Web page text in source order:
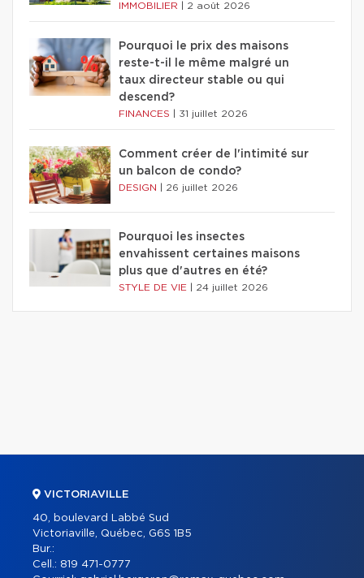
IMMOBILIER 2 août 2026
Pourquoi le prix des maisons
reste-t-il le même malgré un
taux directeur stable ou qui
descend?
FINANCES 31 juillet 2026
Comment créer de l'intimité sur
un balcon de condo?
DESIGN 26 juillet 2026
Pourquoi les insectes
envahissent certaines maisons
plus que d'autres en été?
STYLE DE VIE 24 juillet 2026
VICTORIAVILLE
40, boulevard Labbé Sud
Victoriaville, Québec, G6S 1B5
Bur.:
Cell.: 819 471-0777